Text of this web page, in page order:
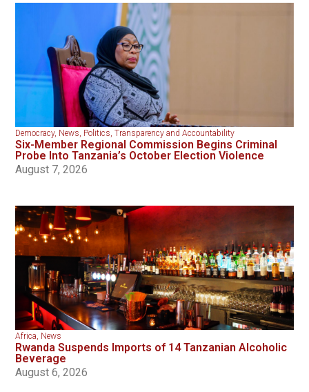
Democracy, News, Politics,Transparency and Accountability
Six-Member Regional Commission Begins Criminal
Probe Into Tanzania’s October Election Violence
August 7, 2026
Africa, News
Rwanda Suspends Imports of 14 Tanzanian Alcoholic
Beverage
August 6, 2026